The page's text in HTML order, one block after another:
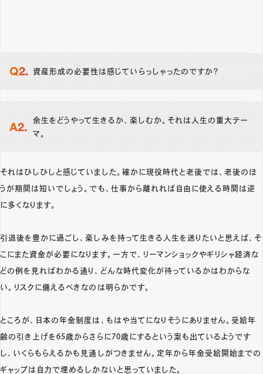
資産形成の必要性は感じていらっしゃったのですか？
余生をどうやって生きるか、楽しむか。それは人生の重大テー
マ。
それはひしひしと感じていました。確かに現役時代と老後では、老後のほ
うが期間は短いでしょう。でも、仕事から離れれば自由に使える時間は逆
に多くなります。
引退後を豊かに過ごし、楽しみを持って生きる人生を送りたいと思えば、そ
こにまた資金が必要になります。一方で、リーマンショックやギリシャ経済な
どの例を見ればわかる通り、どんな時代変化が待っているかはわからな
い。リスクに備えるべきなのは明らかです。
ところが、日本の年金制度は、もはや当てになりそうにありません。受給年
齢の引き上げを65歳からさらに70歳にするという案も出ているようです
し、いくらもらえるかも見通しがつきません。定年から年金受給開始までの
ギャップは自力で埋めるしかないと思っていました。